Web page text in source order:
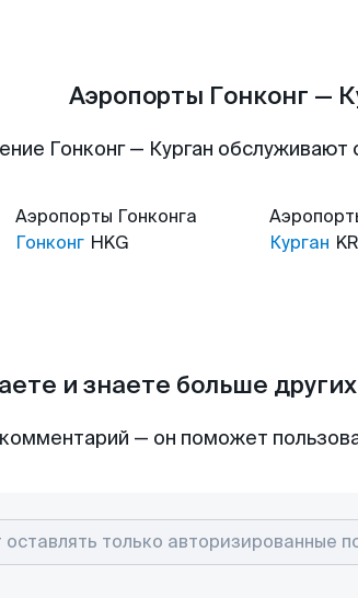
Аэропорты Гонконг —
Гонконг — Курган
Аэропорты Гонконга
Гонконг HKG
Курган
и знаете больше
— он поможет